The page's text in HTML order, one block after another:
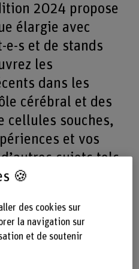
2024 propose
élargie avec
e-s et de stands
les
dans les
cérébral et des
cellules souches,
et vos
sujets tels
jusqu'à 19h
des
🍪
des cookies sur
la navigation sur
et de soutenir